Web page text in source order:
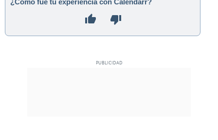
¿Cómo fue tu experiencia con Calendarr?